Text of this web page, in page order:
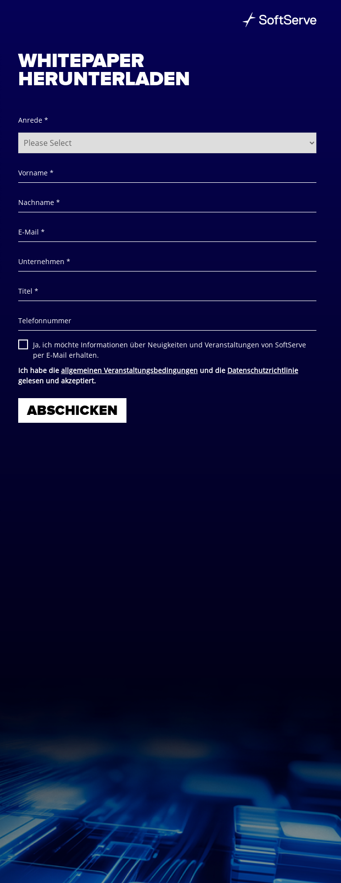
WHITEPAPER
HERUNTERLADEN
Anrede *
Vorname *
Nachname *
E-Mail *
Unternehmen *
Titel *
Telefonnummer
Ja, ich möchte Informationen über Neuigkeiten und Veranstaltungen von SoftServe
per E-Mail erhalten.
Ich habe die allgemeinen Veranstaltungsbedingungen und die Datenschutzrichtlinie
gelesen und akzeptiert.